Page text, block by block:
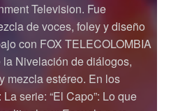
Television. Fue
de voces, foley y diseño
con FOX TELECOLOMBIA
Nivelación de diálogos,
mezcla estéreo. En los
serie: “El Capo”: Lo que